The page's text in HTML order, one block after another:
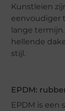
Kunstleien
eenvoudiger
lange
hellende
stijl.
EPDM:
EPDM is een